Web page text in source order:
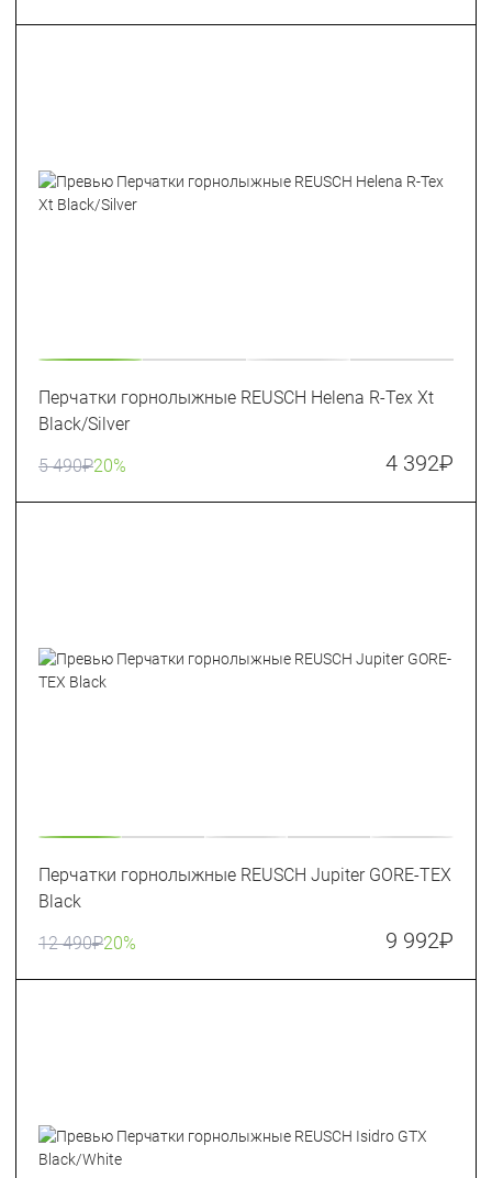
Перчатки горнолыжные REUSCH Helena R-Tex Xt
Black/Silver
5 490₽20% 4 392₽
Перчатки горнолыжные REUSCH Jupiter GORE-TEX
Black
12 490₽20% 9 992₽